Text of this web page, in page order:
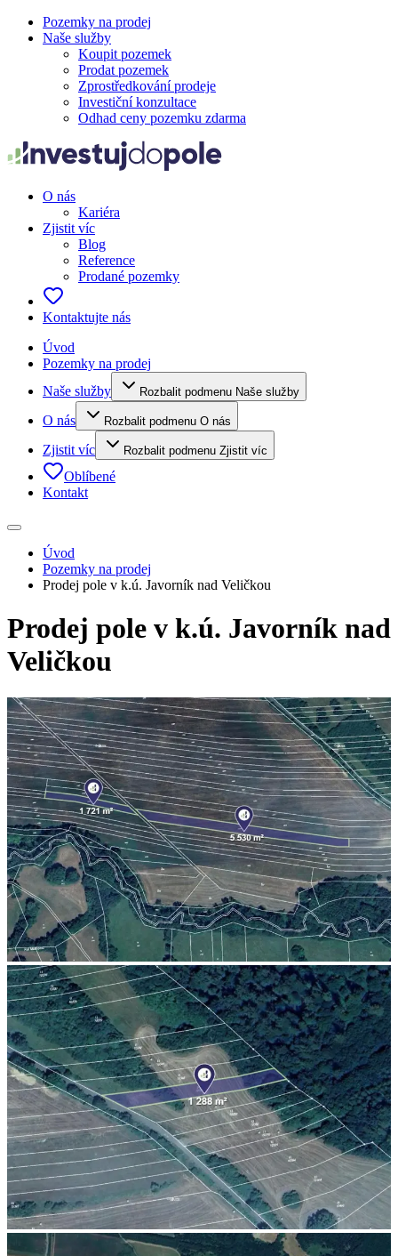
Pozemky na prodej
Naše služby
Koupit pozemek
Prodat pozemek
Zprostředkování prodeje
Investiční konzultace
Odhad ceny pozemku zdarma
O nás
Kariéra
Zjistit víc
Blog
Reference
Prodané pozemky
Kontaktujte nás
Úvod
Pozemky na prodej
Naše služby
Rozbalit podmenu Naše služby
O nás Rozbalit podmenu O nás
Zjistit víc Rozbalit podmenu Zjistit víc
Oblíbené
Kontakt
Úvod
Pozemky na prodej
Prodej pole v k.ú. Javorník nad Veličkou
Prodej pole v k.ú. Javorník nad
Veličkou